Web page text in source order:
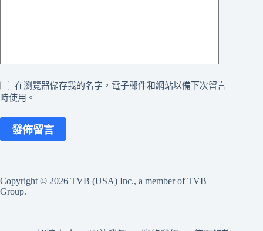
在瀏覽器儲存我的名字，電子郵件和網站以備下次留言
時使用。
發佈留言
Copyright © 2026 TVB (USA) Inc., a member of TVB
Group.